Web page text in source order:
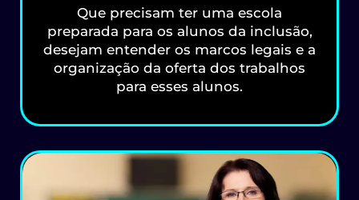
Que precisam ter uma escola
preparada para os alunos da inclusão,
desejam entender os marcos legais e a
organização da oferta dos trabalhos
para esses alunos.